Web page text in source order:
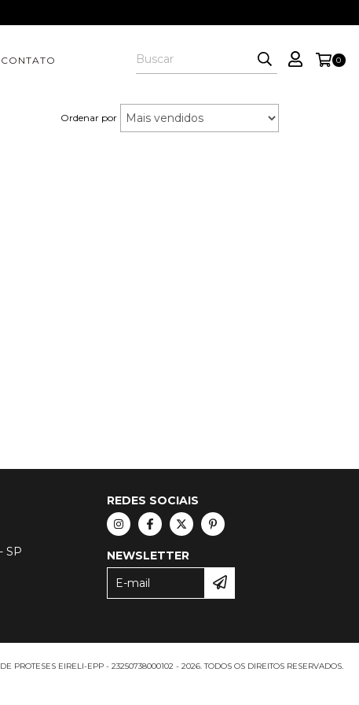
CONTATO 0
Ordenar por
SP
REDES SOCIAIS
NEWSLETTER
PROTESES EIRELI-EPP - 23250738000102 - 2026. TODOS OS DIREITOS RESERVADOS.